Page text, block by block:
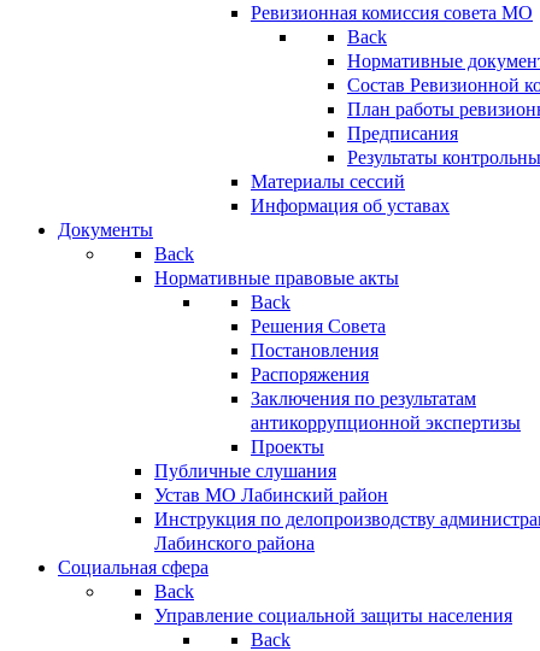
Ревизионная комиссия совета МО
Back
Нормативные
Состав Ревизионной
План работы
Предписания
Результаты
Материалы сессий
Информация об уставах
Документы
Back
Нормативные правовые акты
Back
Решения Совета
Постановления
Распоряжения
Заключения по результатам
антикоррупционной экспертизы
Проекты
Публичные слушания
Устав МО Лабинский район
Инструкция по делопроизводству
Лабинского района
Социальная сфера
Back
Управление социальной защиты населения
Back